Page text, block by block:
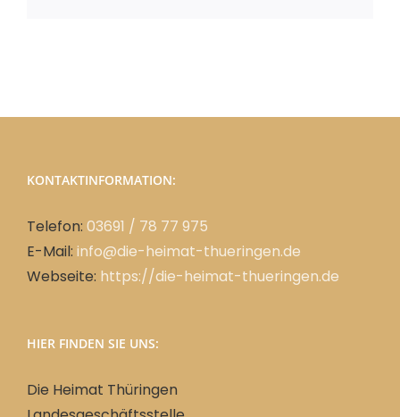
KONTAKTINFORMATION:
Telefon: 03691 / 78 77 975
E-Mail: info@die-heimat-thueringen.de
Webseite: https://die-heimat-thueringen.de
HIER FINDEN SIE UNS:
Die Heimat Thüringen